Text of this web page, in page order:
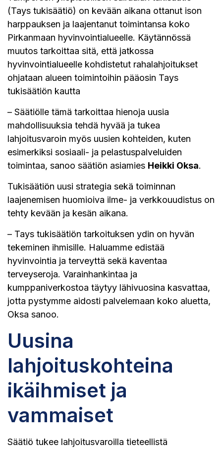
(Tays tukisäätiö) on kevään aikana ottanut ison
harppauksen ja laajentanut toimintansa koko
Pirkanmaan hyvinvointialueelle. Käytännössä
muutos tarkoittaa sitä, että jatkossa
hyvinvointialueelle kohdistetut rahalahjoitukset
ohjataan alueen toimintoihin pääosin Tays
tukisäätiön kautta
– Säätiölle tämä tarkoittaa hienoja uusia
mahdollisuuksia tehdä hyvää ja tukea
lahjoitusvaroin myös uusien kohteiden, kuten
esimerkiksi sosiaali- ja pelastuspalveluiden
toimintaa, sanoo säätiön asiamies Heikki Oksa.
Tukisäätiön uusi strategia sekä toiminnan
laajenemisen huomioiva ilme- ja verkkouudistus on
tehty kevään ja kesän aikana.
– Tays tukisäätiön tarkoituksen ydin on hyvän
tekeminen ihmisille. Haluamme edistää
hyvinvointia ja terveyttä sekä kaventaa
terveyseroja. Varainhankintaa ja
kumppaniverkostoa täytyy lähivuosina kasvattaa,
jotta pystymme aidosti palvelemaan koko aluetta,
Oksa sanoo.
Uusina
lahjoituskohteina
ikäihmiset ja
vammaiset
Säätiö tukee lahjoitusvaroilla tieteellistä